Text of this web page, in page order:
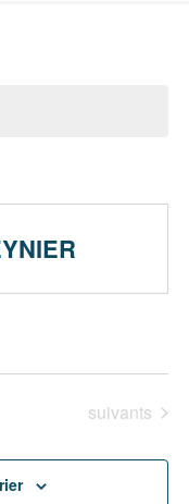
Évènements
suivants